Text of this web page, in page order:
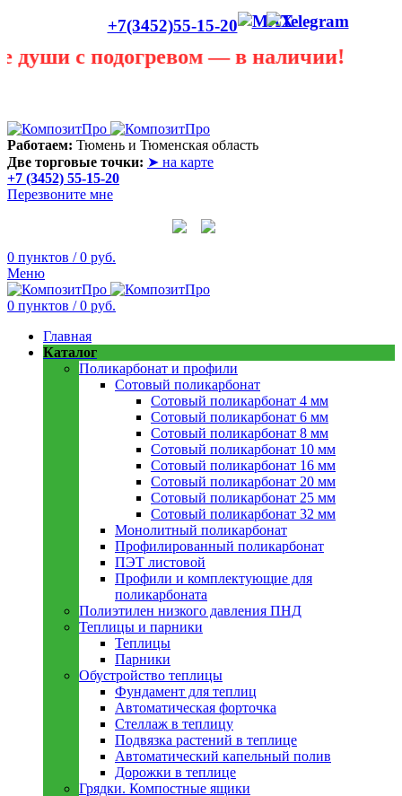
+7(3452)55-15-20
подогревом — в наличии!
Работаем: Тюмень и Тюменская область
Две торговые точки: ➤ на карте
+7 (3452) 55-15-20
Перезвоните мне
0 пунктов / 0 руб.
Меню
0 пунктов / 0 руб.
Главная
Каталог
Поликарбонат и профили
Сотовый поликарбонат
Сотовый поликарбонат 4 мм
Сотовый поликарбонат 6 мм
Сотовый поликарбонат 8 мм
Сотовый поликарбонат 10 мм
Сотовый поликарбонат 16 мм
Сотовый поликарбонат 20 мм
Сотовый поликарбонат 25 мм
Сотовый поликарбонат 32 мм
Монолитный поликарбонат
Профилированный поликарбонат
ПЭТ листовой
Профили и комплектующие для
поликарбоната
Полиэтилен низкого давления ПНД
Теплицы и парники
Теплицы
Парники
Обустройство теплицы
Фундамент для теплиц
Автоматическая форточка
Стеллаж в теплицу
Подвязка растений в теплице
Автоматический капельный полив
Дорожки в теплице
Грядки. Компостные ящики